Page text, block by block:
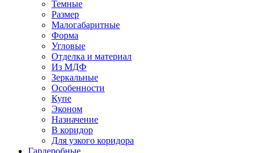
Темные
Размер
Малогабаритные
Форма
Угловые
Отделка и материал
Из МДФ
Зеркальные
Особенности
Купе
Эконом
Назначение
В коридор
Для узкого коридора
Гардеробные